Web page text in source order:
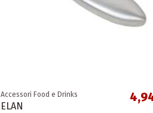
Accessori Food e Drinks
ELAN